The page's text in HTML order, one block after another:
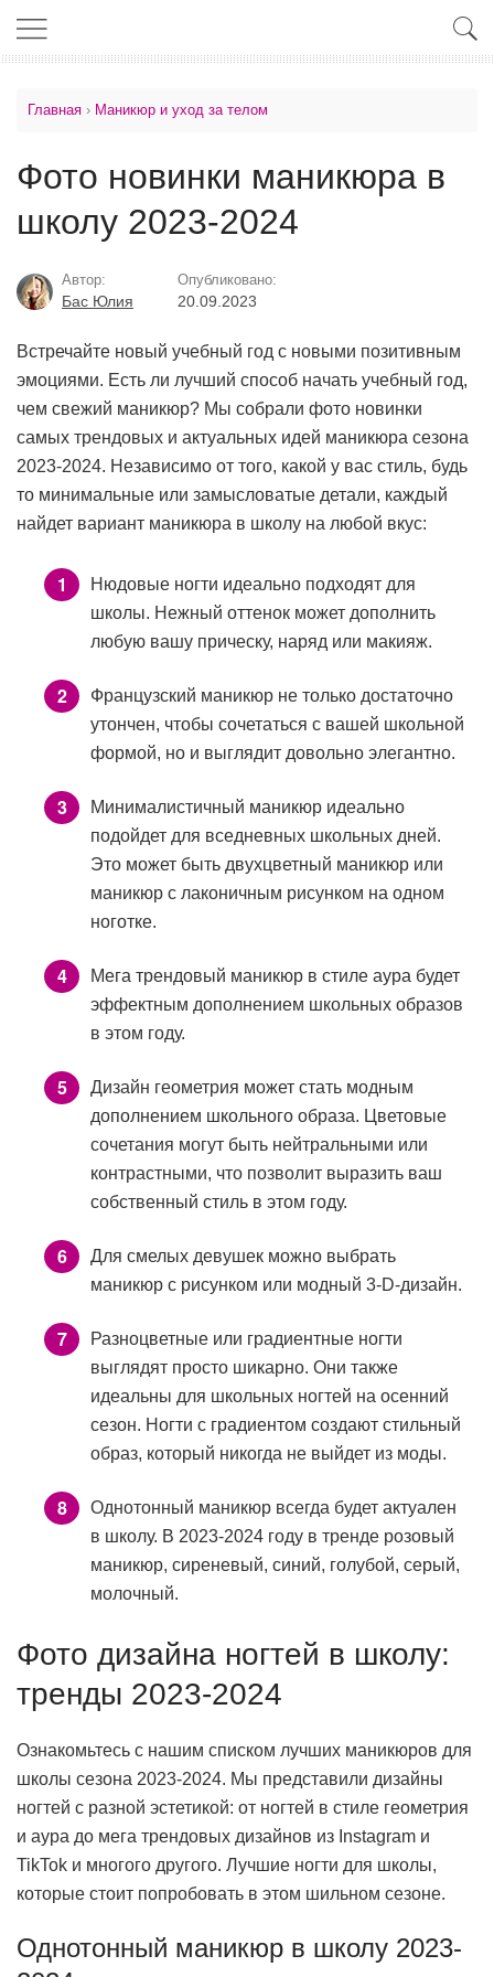
Главная › Маникюр и уход за телом
Фото новинки маникюра в
школу 2023-2024
Автор:
Бас Юлия
Опубликовано:
20.09.2023
Встречайте новый учебный год с новыми позитивным
эмоциями. Есть ли лучший способ начать учебный год,
чем свежий маникюр? Мы собрали фото новинки
самых трендовых и актуальных идей маникюра сезона
2023-2024. Независимо от того, какой у вас стиль, будь
то минимальные или замысловатые детали, каждый
найдет вариант маникюра в школу на любой вкус:
Нюдовые ногти идеально подходят для
школы. Нежный оттенок может дополнить
любую вашу прическу, наряд или макияж.
Французский маникюр не только достаточно
утончен, чтобы сочетаться с вашей школьной
формой, но и выглядит довольно элегантно.
Минималистичный маникюр идеально
подойдет для вседневных школьных дней.
Это может быть двухцветный маникюр или
маникюр с лаконичным рисунком на одном
ноготке.
Мега трендовый маникюр в стиле аура будет
эффектным дополнением школьных образов
в этом году.
Дизайн геометрия может стать модным
дополнением школьного образа. Цветовые
сочетания могут быть нейтральными или
контрастными, что позволит выразить ваш
собственный стиль в этом году.
Для смелых девушек можно выбрать
маникюр с рисунком или модный 3-D-дизайн.
Разноцветные или градиентные ногти
выглядят просто шикарно. Они также
идеальны для школьных ногтей на осенний
сезон. Ногти с градиентом создают стильный
образ, который никогда не выйдет из моды.
Однотонный маникюр всегда будет актуален
в школу. В 2023-2024 году в тренде розовый
маникюр, сиреневый, синий, голубой, серый,
молочный.
Фото дизайна ногтей в школу:
тренды 2023-2024
Ознакомьтесь с нашим списком лучших маникюров для
школы сезона 2023-2024. Мы представили дизайны
ногтей с разной эстетикой: от ногтей в стиле геометрия
и аура до мега трендовых дизайнов из Instagram и
TikTok и многого другого. Лучшие ногти для школы,
которые стоит попробовать в этом шильном сезоне.
Однотонный маникюр в школу 2023-